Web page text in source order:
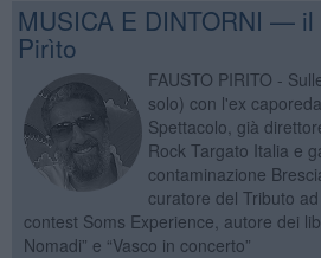
MUSICA E DINTORNI —
Pirìto
FAUSTO PIRITO -
solo) con l'ex
Spettacolo, già
Rock Targato Italia e
contaminazione
curatore del Tributo
contest Soms Experience, autore dei
Nomadi” e “Vasco in concerto”